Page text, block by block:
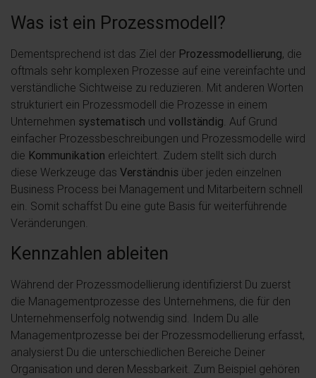
Was ist ein Prozessmodell?
Dementsprechend ist das Ziel der Prozessmodellierung, die
oftmals sehr komplexen Prozesse auf eine vereinfachte und
verständliche Sichtweise zu reduzieren. Mit anderen Worten
strukturiert ein Prozessmodell die Prozesse in einem
Unternehmen systematisch und vollständig. Auf Grund
einfacher Prozessbeschreibungen und Prozessmodelle wird
die Kommunikation erleichtert. Zudem stellt sich durch
diese Werkzeuge das Verständnis über jeden einzelnen
Business Process bei Management und Mitarbeitern schnell
ein. Somit schaffst Du eine gute Basis für weiterführende
Veränderungen.
Kennzahlen ableiten
Während der Prozessmodellierung identifizierst Du zuerst
die Managementprozesse des Unternehmens, die für den
Unternehmenserfolg notwendig sind. Indem Du alle
Managementprozesse bei der Prozessmodellierung erfasst,
analysierst Du die unterschiedlichen Bereiche Deiner
Organisation und deren Messbarkeit. Zum Beispiel gehören